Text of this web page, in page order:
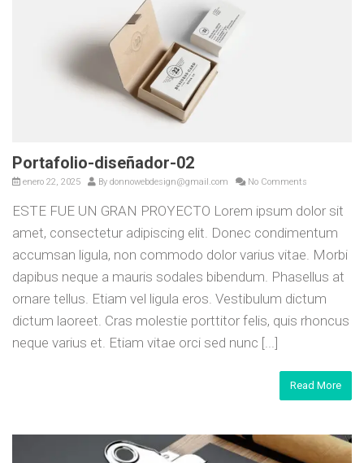
Portafolio-diseñador-02
enero 22, 2025 By donnowebdesign@gmail.com No Comments
ESTE FUE UN GRAN PROYECTO Lorem ipsum dolor sit
amet, consectetur adipiscing elit. Donec condimentum
accumsan ligula, non commodo dolor varius vitae. Morbi
dapibus neque a mauris sodales bibendum. Phasellus at
ornare tellus. Etiam vel ligula eros. Vestibulum dictum
dictum laoreet. Cras molestie porttitor felis, quis rhoncus
neque varius et. Etiam vitae orci sed nunc [...]
Read More